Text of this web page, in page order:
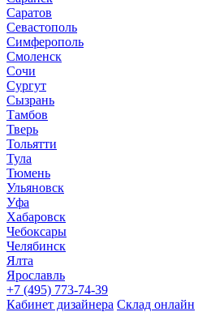
Саратов
Севастополь
Симферополь
Смоленск
Сочи
Сургут
Сызрань
Тамбов
Тверь
Тольятти
Тула
Тюмень
Ульяновск
Уфа
Хабаровск
Чебоксары
Челябинск
Ялта
Ярославль
+7 (495) 773-74-39
Кабинет дизайнера Склад онлайн